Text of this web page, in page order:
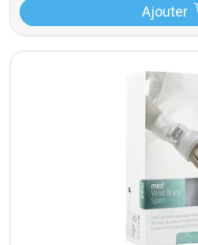
Ajouter